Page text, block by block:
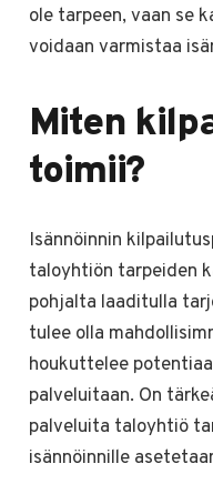
ole tarpeen, vaan se
voidaan varmistaa
Miten
toimii?
Isännöinnin
taloyhtiön tarpeiden
pohjalta laaditulla
tulee olla
houkuttelee
palveluitaan. On
palveluita taloyhtiö
isännöinnille